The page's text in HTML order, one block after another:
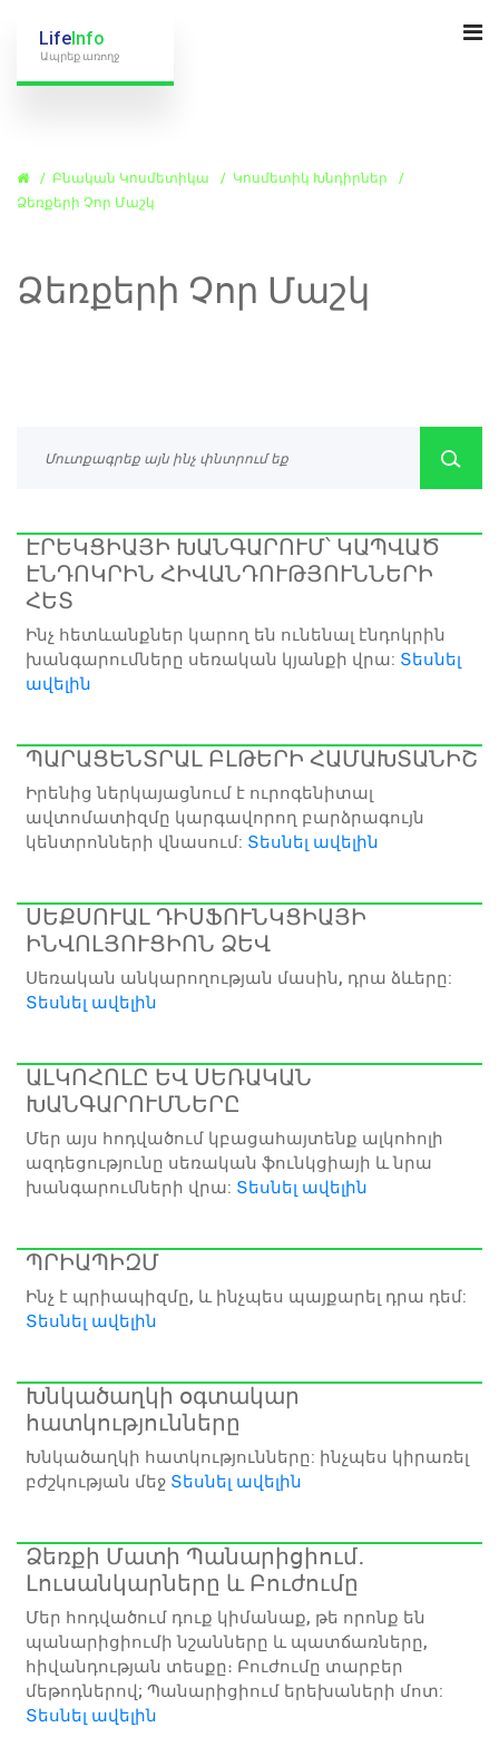
LifeInfo
Ապրեք առողջ
Բնական Կոսմետիկա
Կոսմետիկ Խնդիրներ
Ձեռքերի Չոր Մաշկ
Ձեռքերի Չոր Մաշկ
ԷՐԵԿՑԻԱՅԻ ԽԱՆԳԱՐՈՒՄ՝ ԿԱՊՎԱԾ
ԷՆԴՈԿՐԻՆ ՀԻՎԱՆԴՈՒԹՅՈՒՆՆԵՐԻ
ՀԵՏ
Ինչ հետևանքներ կարող են ունենալ էնդոկրին
խանգարումները սեռական կյանքի վրա: Տեսնել
ավելին
ՊԱՐԱՑԵՆՏՐԱԼ ԲԼԹԵՐԻ ՀԱՄԱԽՏԱՆԻՇ
Իրենից ներկայացնում է ուրոգենիտալ
ավտոմատիզմը կարգավորող բարձրագույն
կենտրոնների վնասում: Տեսնել ավելին
ՍԵՔՍՈՒԱԼ ԴԻՍՖՈՒՆԿՑԻԱՅԻ
ԻՆՎՈԼՅՈՒՑԻՈՆ ՁԵՎ
Սեռական անկարողության մասին, դրա ձևերը:
Տեսնել ավելին
ԱԼԿՈՀՈԼԸ ԵՎ ՍԵՌԱԿԱՆ
ԽԱՆԳԱՐՈՒՄՆԵՐԸ
Մեր այս հոդվածում կբացահայտենք ալկոհոլի
ազդեցությունը սեռական ֆունկցիայի և նրա
խանգարումների վրա: Տեսնել ավելին
ՊՐԻԱՊԻԶՄ
Ինչ է պրիապիզմը, և ինչպես պայքարել դրա դեմ:
Տեսնել ավելին
Խնկածաղկի օգտակար
հատկությունները
Խնկածաղկի հատկությունները: ինչպես կիրառել
բժշկության մեջ Տեսնել ավելին
Ձեռքի Մատի Պանարիցիում․
Լուսանկարները և Բուժումը
Մեր հոդվածում դուք կիմանաք, թե որոնք են
պանարիցիումի նշանները և պատճառները,
հիվանդության տեսքը։ Բուժումը տարբեր
մեթոդներով; Պանարիցիում երեխաների մոտ:
Տեսնել ավելին